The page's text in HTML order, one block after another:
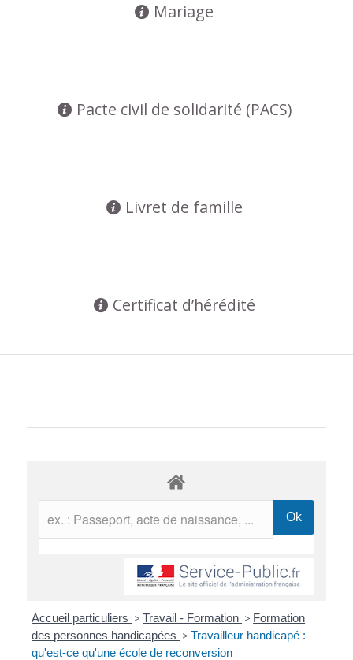
Mariage
Pacte civil de solidarité (PACS)
Livret de famille
Certificat d’hérédité
Accueil particuliers > Travail - Formation > Formation
des personnes handicapées > Travailleur handicapé :
qu'est-ce qu'une école de reconversion